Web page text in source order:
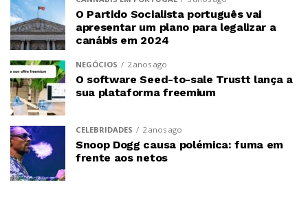
O Partido Socialista português vai
apresentar um plano para legalizar a
canábis em 2024
NEGÓCIOS 2 anos ago
O software Seed-to-sale Trustt lança a
sua plataforma freemium
CELEBRIDADES 2 anos ago
Snoop Dogg causa polémica: fuma em
frente aos netos